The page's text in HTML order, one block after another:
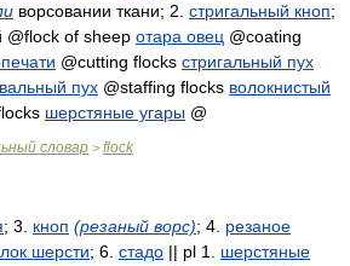
ворсовании ткани; 2. стригальный кноп;
@flock of sheep отара овец @coating
@cutting flocks стригальный пух
пух @staffing flocks волокнистый
шерстяные угары @
словар > flock
; 3. кноп (резаный ворс); 4. резаное
шерсти; 6. стадо || pl 1. шерстяные